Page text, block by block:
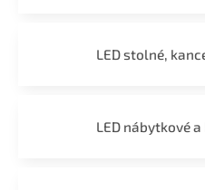
LED stolné,
LED nábytkové